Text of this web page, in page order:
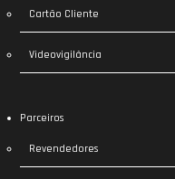
Cartão Cliente
Videovigilância
Parceiros
Revendedores